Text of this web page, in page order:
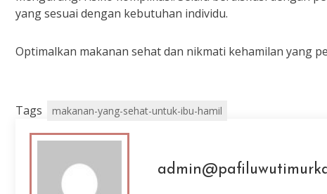
yang sesuai dengan kebutuhan individu.
Optimalkan makanan sehat dan nikmati kehamilan yang
Tags makanan-yang-sehat-untuk-ibu-hamil